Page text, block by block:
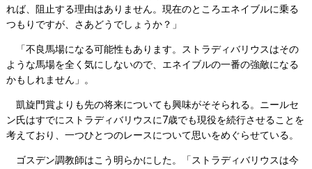
れば、阻止する理由はありません。現在のところエネイブルに乗る
つもりですが、さあどうでしょうか？」
「不良馬場になる可能性もあります。ストラディバリウスはその
ような馬場を全く気にしないので、エネイブルの一番の強敵になる
かもしれません」。
凱旋門賞よりも先の将来についても興味がそそられる。ニールセ
ン氏はすでにストラディバリウスに7歳でも現役を続行させることを
考えており、一つひとつのレースについて思いをめぐらせている。
ゴスデン調教師はこう明らかにした。「ストラディバリウスは今